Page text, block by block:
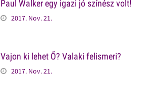
Paul Walker egy igazi jó színész volt!
2017. Nov. 21.
Vajon ki lehet Ő? Valaki felismeri?
2017. Nov. 21.